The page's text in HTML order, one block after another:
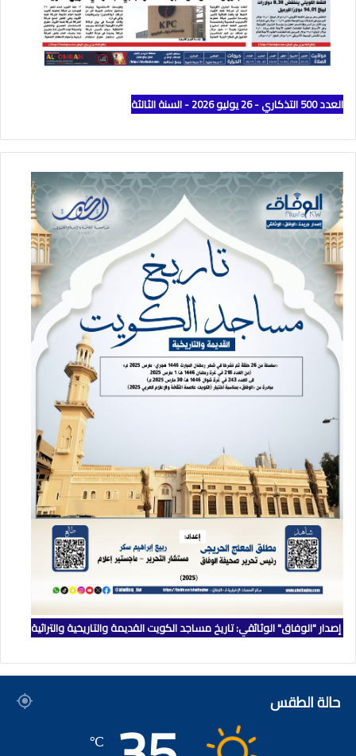
العدد 500 التذكاري - 26 يوليو 2026 - السنة الثالثة
إصدار "الوفاق" الوثائقي: تاريخ مساجد الكويت القديمة والتاريخية والتراثية
حالة الطقس
℃